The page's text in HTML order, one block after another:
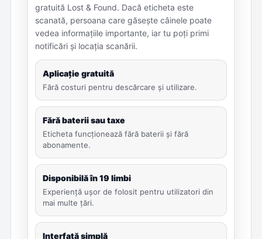
gratuită Lost & Found. Dacă eticheta este
scanată, persoana care găsește câinele poate
vedea informațiile importante, iar tu poți primi
notificări și locația scanării.
Aplicație gratuită
Fără costuri pentru descărcare și utilizare.
Fără baterii sau taxe
Eticheta funcționează fără baterii și fără
abonamente.
Disponibilă în 19 limbi
Experiență ușor de folosit pentru utilizatori din
mai multe țări.
Interfață simplă